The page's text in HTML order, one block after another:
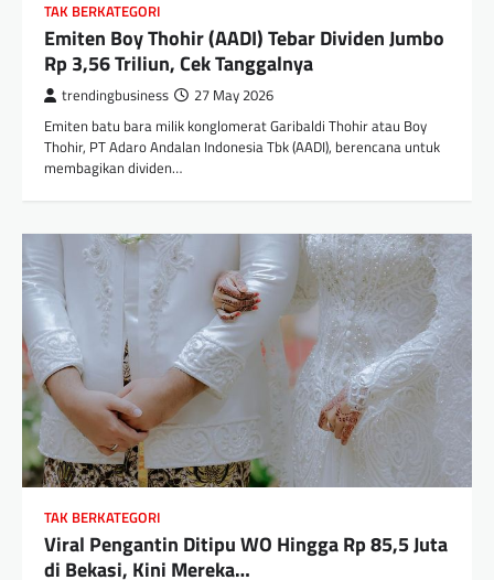
TAK BERKATEGORI
Emiten Boy Thohir (AADI) Tebar Dividen Jumbo
Rp 3,56 Triliun, Cek Tanggalnya
trendingbusiness 27 May 2026
Emiten batu bara milik konglomerat Garibaldi Thohir atau Boy
Thohir, PT Adaro Andalan Indonesia Tbk (AADI), berencana untuk
membagikan dividen…
TAK BERKATEGORI
Viral Pengantin Ditipu WO Hingga Rp 85,5 Juta
di Bekasi, Kini Mereka…